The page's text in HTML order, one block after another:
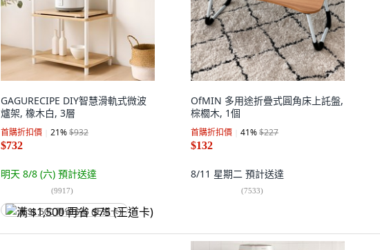
GAGURECIPE DIY智慧滑軌式微波
爐架, 橡木白, 3層
首購折扣價 21%$932
$732
明天 8/8 (六) 預計送達
(9917)
满 $1,500 再省 $75 (王道卡)
OfMIN 多用途折疊式圓角床上託盤,
棕櫚木, 1個
首購折扣價 41%$227
$132
8/11 星期二 預計送達
(7533)